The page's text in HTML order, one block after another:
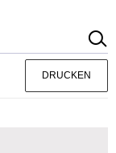
DRUCKEN